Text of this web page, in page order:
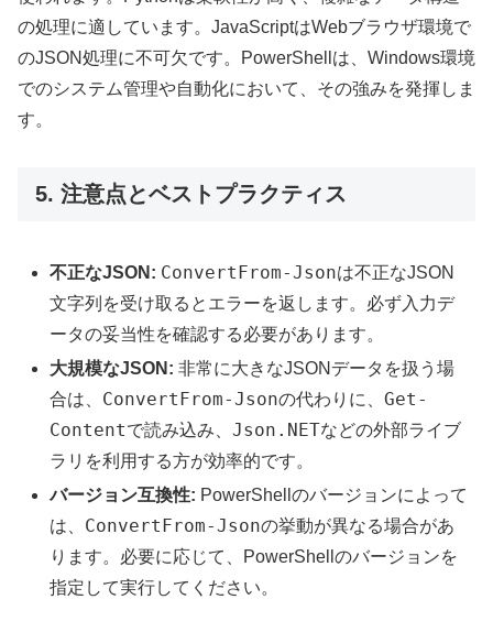
の処理に適しています。JavaScriptはWebブラウザ環境で
のJSON処理に不可欠です。PowerShellは、Windows環境
でのシステム管理や自動化において、その強みを発揮しま
す。
5. 注意点とベストプラクティス
不正なJSON: ConvertFrom-Jsonは不正なJSON
文字列を受け取るとエラーを返します。必ず入力デ
ータの妥当性を確認する必要があります。
大規模なJSON: 非常に大きなJSONデータを扱う場
合は、 ConvertFrom-Jsonの代わりに、Get-
Contentで読み込み、Json.NETなどの外部ライブ
ラリを利用する方が効率的です。
バージョン互換性: PowerShellのバージョンによって
は、 ConvertFrom-Jsonの挙動が異なる場合があ
ります。必要に応じて、PowerShellのバージョンを
指定して実行してください。